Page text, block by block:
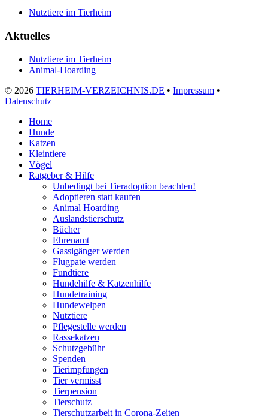
Nutztiere im Tierheim
Aktuelles
Nutztiere im Tierheim
Animal-Hoarding
© 2026 TIERHEIM-VERZEICHNIS.DE • Impressum •
Datenschutz
Home
Hunde
Katzen
Kleintiere
Vögel
Ratgeber & Hilfe
Unbedingt bei Tieradoption beachten!
Adoptieren statt kaufen
Animal Hoarding
Auslandstierschutz
Bücher
Ehrenamt
Gassigänger werden
Flugpate werden
Fundtiere
Hundehilfe & Katzenhilfe
Hundetraining
Hundewelpen
Nutztiere
Pflegestelle werden
Rassekatzen
Schutzgebühr
Spenden
Tierimpfungen
Tier vermisst
Tierpension
Tierschutz
Tierschutzarbeit in Corona-Zeiten